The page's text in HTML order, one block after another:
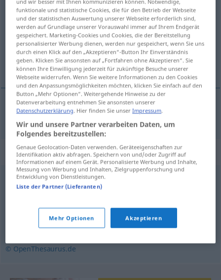
unvollendetadj
Übersicht aller Übersetzungen
(Für mehr Details die Übersetzung anklicken/antippen)
nedovršen, nesvršen
nedovršen,nesvršen unvollendet
Synonyme für "unvollendet"
imperfektiv
unvollkommen,stellenweise ,oberflächlich,teilweise
unvollständig,lückenhaft,fragmentarisch
© OpenThesaurus.de
und wir besser mit Ihnen kommunizieren können. Notwendige,
funktionale und statistische Cookies, die für den Betrieb der Webseite
und der statistischen Auswertung unserer Webseite erforderlich sind,
werden auf Grundlage unserer Vorauswahl immer auf Ihrem Endgerät
gespeichert. Marketing-Cookies und Cookies, die der Bereitstellung
personalisierter Werbung dienen, werden nur gespeichert, wenn Sie uns
durch einen Klick auf den „Akzeptieren“-Button Ihr Einverständnis
geben. Klicken Sie ansonsten auf „Fortfahren ohne Akzeptieren“. Sie
können Ihre Einwilligung jederzeit für zukünftige Besuche unserer
Webseite widerrufen. Wenn Sie weitere Informationen zu den Cookies
und den Anpassungsmöglichkeiten möchten, klicken Sie einfach auf den
Button „Mehr Optionen“. Weitergehende Hinweise zu der
Datenverarbeitung entnehmen Sie ansonsten unserer
Datenschutzerklärung. Hier finden Sie unserImpressum.
Wir und unsere Partner verarbeiten Daten, um
Folgendes bereitzustellen:
Genaue Geolocation-Daten verwenden. Geräteeigenschaften zur
Identifikation aktiv abfragen. Speichern von und/oder Zugriff auf
Informationen auf einem Gerät. Personalisierte Werbung und Inhalte,
Messung von Werbung und Inhalten, Zielgruppenforschung und
Entwicklung von Dienstleistungen.
Liste der Partner (Lieferanten)
Mehr Optionen Akzeptieren